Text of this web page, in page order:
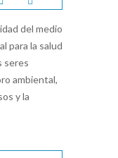
del medio
para la salud
seres
ambiental,
y la